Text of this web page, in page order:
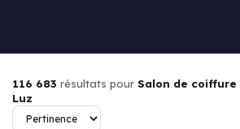
116 683 résultats pour Salon de coiffure
Luz